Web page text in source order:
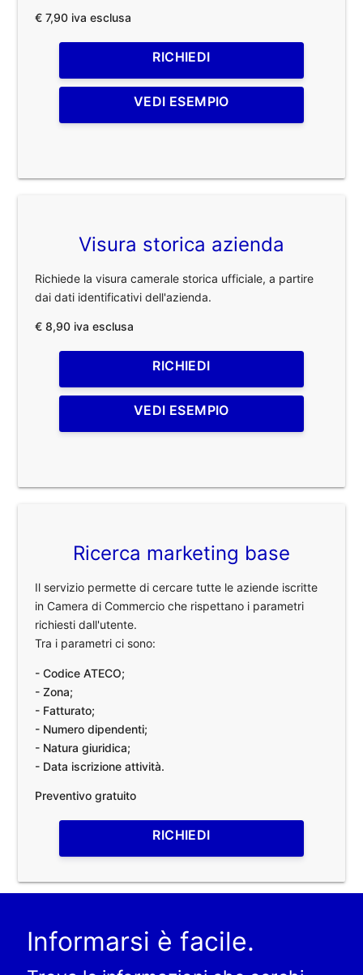
€ 7,90 iva esclusa
RICHIEDI
VEDI ESEMPIO
Visura storica azienda
Richiede la visura camerale storica ufficiale, a partire
dai dati identificativi dell'azienda.
€ 8,90 iva esclusa
RICHIEDI
VEDI ESEMPIO
Ricerca marketing base
Il servizio permette di cercare tutte le aziende iscritte
in Camera di Commercio che rispettano i parametri
richiesti dall'utente.
Tra i parametri ci sono:
- Codice ATECO;
- Zona;
- Fatturato;
- Numero dipendenti;
- Natura giuridica;
- Data iscrizione attività.
Preventivo gratuito
RICHIEDI
Informarsi è facile.